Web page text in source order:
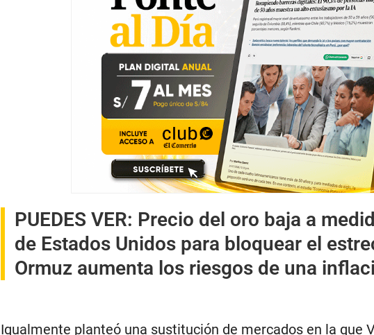
PUEDES VER: Precio del oro baja a
de Estados Unidos para bloquear el
Ormuz aumenta los riesgos de una
Igualmente planteó una sustitución de mercados en la que